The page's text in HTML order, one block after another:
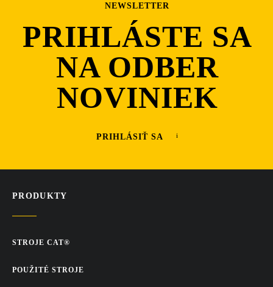
NEWSLETTER
PRIHLÁSTE SA
NA ODBER
NOVINIEK
PRIHLÁSIŤ SA
PRODUKTY
STROJE CAT®
POUŽITÉ STROJE